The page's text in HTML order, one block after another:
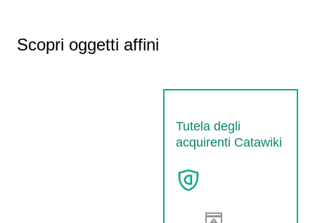
Scopri oggetti affini
Tutela degli
acquirenti Catawiki